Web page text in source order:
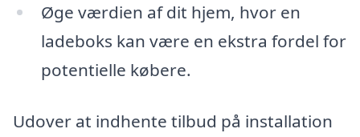
Øge værdien af dit hjem, hvor en
ladeboks kan være en ekstra fordel for
potentielle købere.
Udover at indhente tilbud på installation